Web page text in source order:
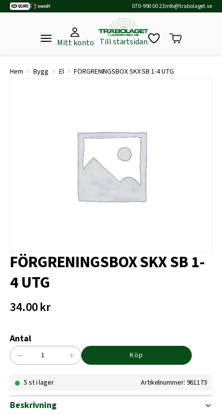
070-990 00 23info@trabolaget.se
Mitt konto Till startsidan
Hem › Bygg › El › FÖRGRENINGSBOX SKX SB 1-4 UTG
FÖRGRENINGSBOX SKX SB 1-
4 UTG
34.00kr
Antal
FÖRGRENINGSBOX
SB
4
− + Köp
5 st i lager Artikelnummer: 961173
Beskrivning